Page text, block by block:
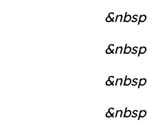
&nbsp
&nbsp
&nbsp
&nbsp